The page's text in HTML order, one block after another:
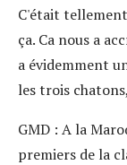
C'était
ça. Ca nous a
a évidemment
les trois
GMD : A la
premiers de la